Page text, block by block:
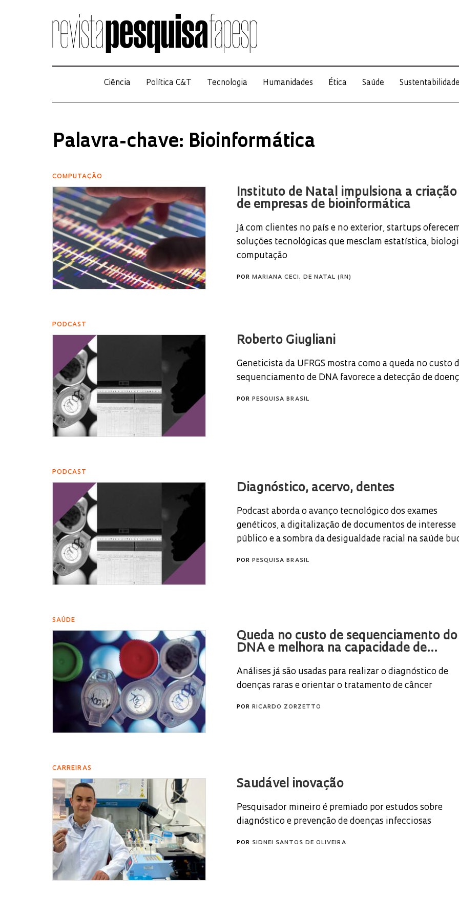
Ciência Política C&T Tecnologia Humanidades Ética Saúde
Palavra-chave: Bioinformática
COMPUTAÇÃO
Instituto de Natal impulsiona a criação
de empresas de bioinformática
Já com clientes no país e no exterior, startups
soluções tecnológicas que mesclam estatística,
computação
POR MARIANA CECI, DE NATAL (RN)
PODCAST
Roberto Giugliani
Geneticista da UFRGS mostra como a queda no custo
sequenciamento de DNA favorece a detecção de
POR PESQUISA BRASIL
PODCAST
Diagnóstico, acervo, dentes
Podcast aborda o avanço tecnológico dos exames
genéticos, a digitalização de documentos de interesse
público e a sombra da desigualdade racial na saúde
POR PESQUISA BRASIL
SAÚDE
Queda no custo de sequenciamento do
DNA e melhora na capacidade de...
Análises já são usadas para realizar o diagnóstico de
doenças raras e orientar o tratamento de câncer
POR RICARDO ZORZETTO
CARREIRAS
Saudável inovação
Pesquisador mineiro é premiado por estudos sobre
diagnóstico e prevenção de doenças infecciosas
POR SIDNEI SANTOS DE OLIVEIRA